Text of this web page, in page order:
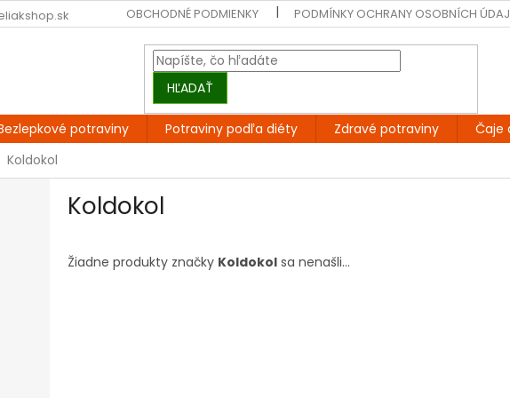
OBCHODNÉ PODMIENKY PODMÍNKY OCHRANY OSOBNÍCH
HĽADAŤ
potraviny Potraviny podľa diéty Zdravé potraviny Čaje
Koldokol
Koldokol
Žiadne produkty značky Koldokol sa nenašli...